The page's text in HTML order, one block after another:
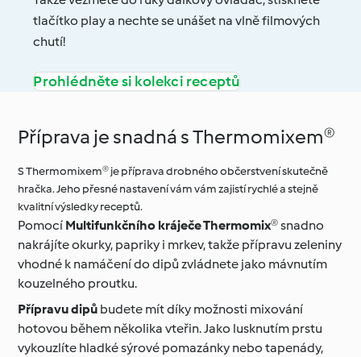
tlačítko play a nechte se unášet na vlně filmových
chutí!
Prohlédněte si kolekci receptů
Příprava je snadná s Thermomixem®
S Thermomixem® je příprava drobného občerstvení skutečně
hračka. Jeho přesné nastavení vám vám zajistí rychlé a stejně
kvalitní výsledky receptů.
Pomocí Multifunkčního kráječe Thermomix®snadno
nakrájíte okurky, papriky i mrkev, takže přípravu zeleniny
vhodné k namáčení do dipů zvládnete jako mávnutím
kouzelného proutku.
Přípravu dipů budete mít díky možnosti mixování
hotovou během několika vteřin. Jako lusknutím prstu
vykouzlíte hladké sýrové pomazánky nebo tapenády,